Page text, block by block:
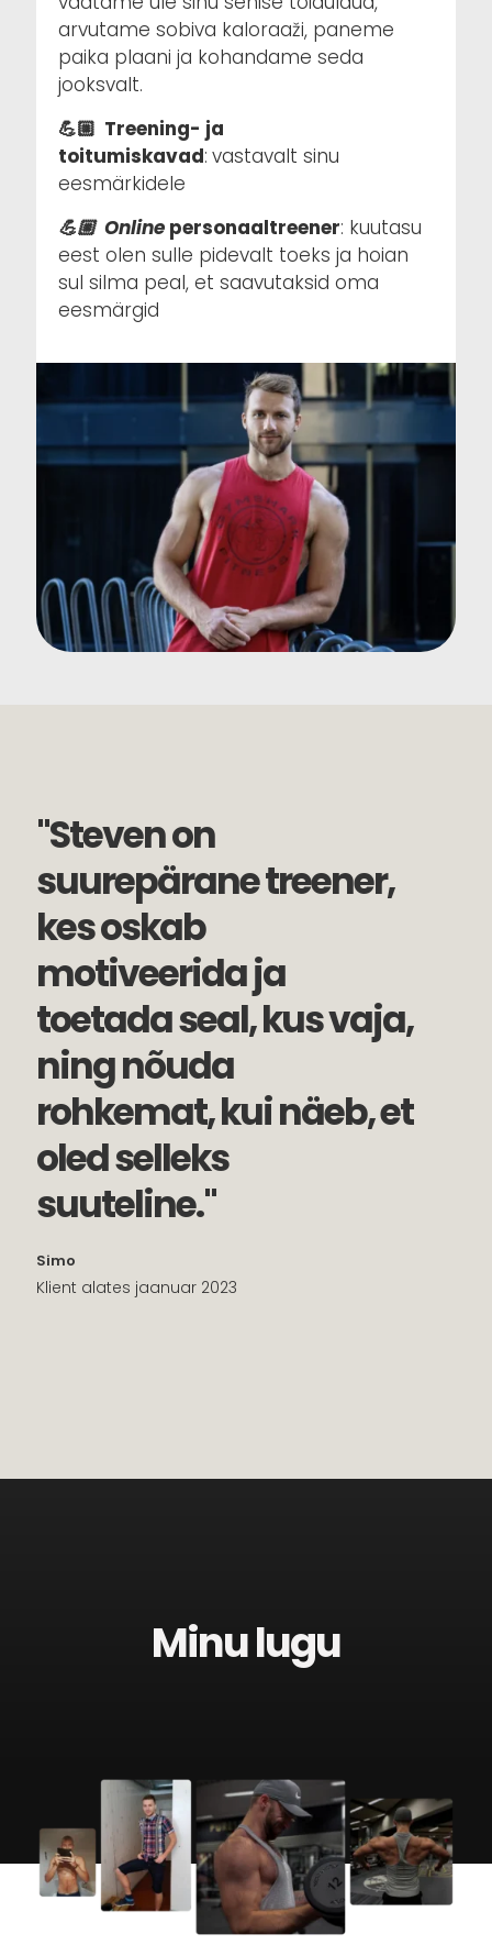
arvutame sobiva kaloraaži, paneme
paika plaani ja kohandame seda
jooksvalt.
💪🏼 Treening- ja
toitumiskavad: vastavalt sinu
eesmärkidele
💪🏼 Online personaaltreener: kuutasu
eest olen sulle pidevalt toeks ja hoian
sul silma peal, et saavutaksid oma
eesmärgid
"Steven on
suurepärane treener,
kes oskab
motiveerida ja
toetada seal, kus vaja,
ning nõuda
rohkemat, kui näeb, et
oled selleks
suuteline."
Simo
Klient alates jaanuar 2023
Minu lugu